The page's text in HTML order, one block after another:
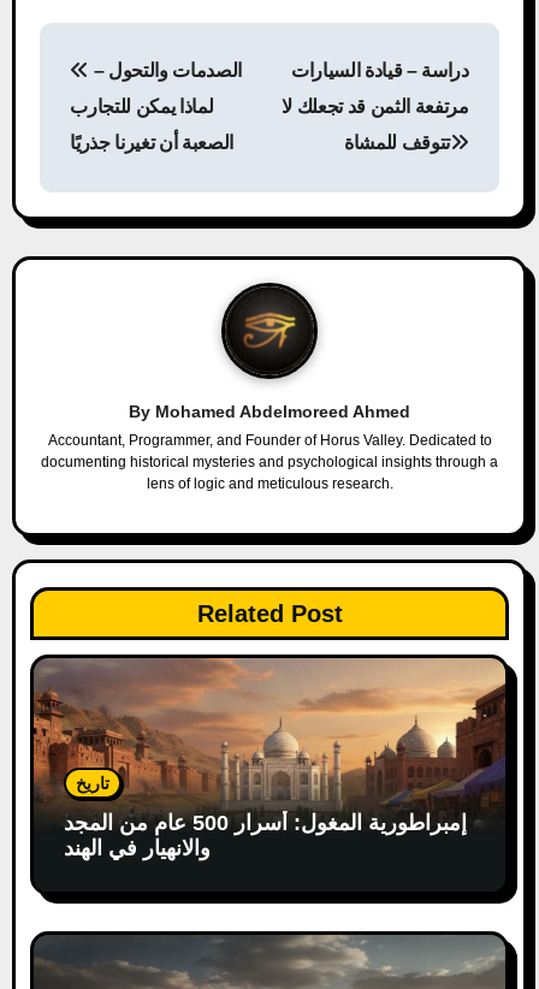
t
n
g
t
i
o
n
لماذا يمكن للتجارب
الصعبة أن تغيرنا جذريًا
دراسة – قيادة السيارات
مرتفعة الثمن قد تجعلك لا
تتوقف للمشاة
By Mohamed Abdelmoreed Ahmed
Accountant, Programmer, and Founder of Horus Valley. Dedicated to
documenting historical mysteries and psychological insights through a
lens of logic and meticulous research.
Related Post
تاريخ
إمبراطورية المغول: أسرار 500 عام من المجد
والانهيار في الهند